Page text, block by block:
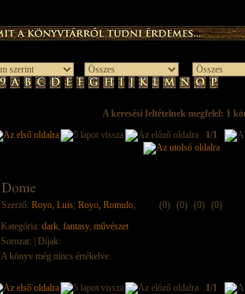
A keresési feltételnek megfelel: 1
1/1
Dome
Szerző: Royo, Luis; Royo, Romulo; (0) (0) (0) (0)
Kategória: dark, fantasy, művészet
Sorozat:
| Díjak:
A könyv még nincs értékelve.
1/1